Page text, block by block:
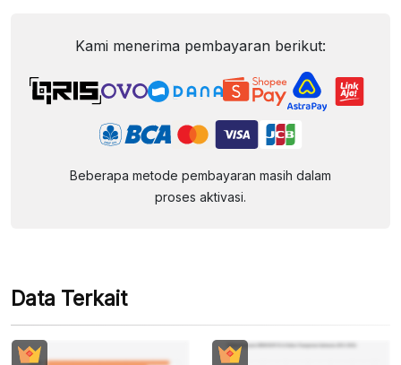
Kami menerima pembayaran berikut:
Beberapa metode pembayaran masih dalam
proses aktivasi.
Data Terkait